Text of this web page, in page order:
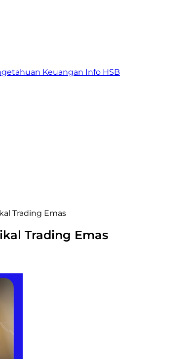
Keuangan Info HSB
Trading Emas
Trading Emas